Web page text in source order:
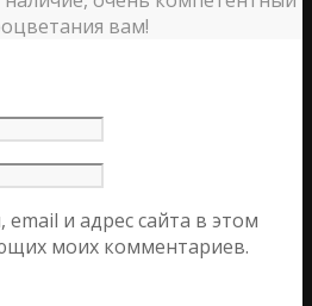
вам!
и адрес сайта в этом
моих комментариев.